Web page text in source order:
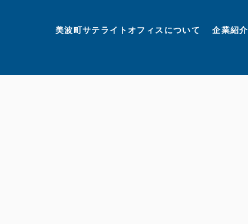
美波町サテライトオフィスについて 企業紹介
美波町 ミナミマリンラボ
個人情報保護方針